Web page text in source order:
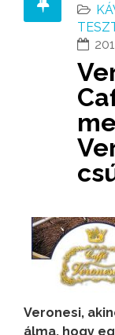
Veronesi,
álma, hogy